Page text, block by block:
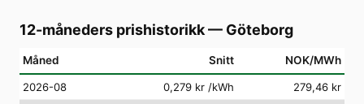
12-måneders prishistorikk— Göteborg
Måned Snitt NOK/MWh
2026-08 0,279 kr /kWh
279,46 kr